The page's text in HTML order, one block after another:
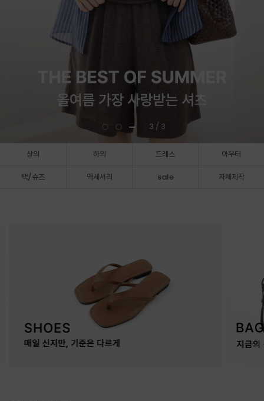
3 / 3
상의 하의 드레스 아우터
백/슈즈 액세서리 sale 자체제작